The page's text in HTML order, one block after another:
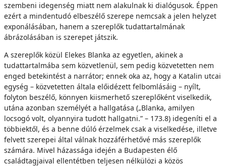
szembeni idegenség miatt nem alakulnak ki dialógusok. Éppen
ezért a mindentudó elbeszélő szerepe nemcsak a jelen helyzet
exponálásában, hanem a szereplők tudattartalmának
ábrázolásában is szerepet játszik.
A szereplők közül Elekes Blanka az egyetlen, akinek a
tudattartalmába sem közvetlenül, sem pedig közvetetten nem
enged betekintést a narrátor; ennek oka az, hogy a Katalin utcai
egység – közvetetten általa előidézett felbomlásáig – nyílt,
folyton beszélő, könnyen kiismerhető szereplőként viselkedik,
utána azonban személyét a hallgatása („Blanka, amilyen
locsogó volt, olyannyira tudott hallgatni.” – 173.8) idegeníti el a
többiektől, és a benne dúló érzelmek csak a viselkedése, illetve
felvett szerepei által válnak hozzáférhetővé más szereplők
számára. Mivel házassága idején a Budapesten élő
családtagjaival ellentétben teljesen nélkülözi a közös